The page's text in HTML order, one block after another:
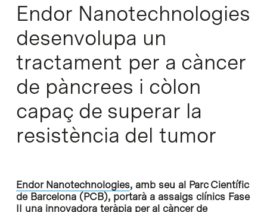
Endor Nanotechnologies
desenvolupa un
tractament per a càncer
de pàncrees i còlon
capaç de superar la
resistència del tumor
Endor Nanotechnologies, amb seu al Parc Científic
de Barcelona (PCB), portarà a assaigs clínics Fase
II una innovadora teràpia per al càncer de